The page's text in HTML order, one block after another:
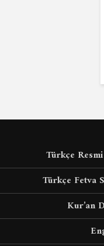
Türkçe
Türkçe Fetva
Kur’an